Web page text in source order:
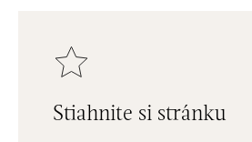
Stiahnite si stránku